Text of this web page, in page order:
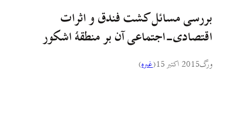
بررسی مسائل کشت فندق و اثرات
اقتصادی-اجتماعی آن بر منطقهٔ اشکور
ورگ2015 اکتبر 15 (غىره)